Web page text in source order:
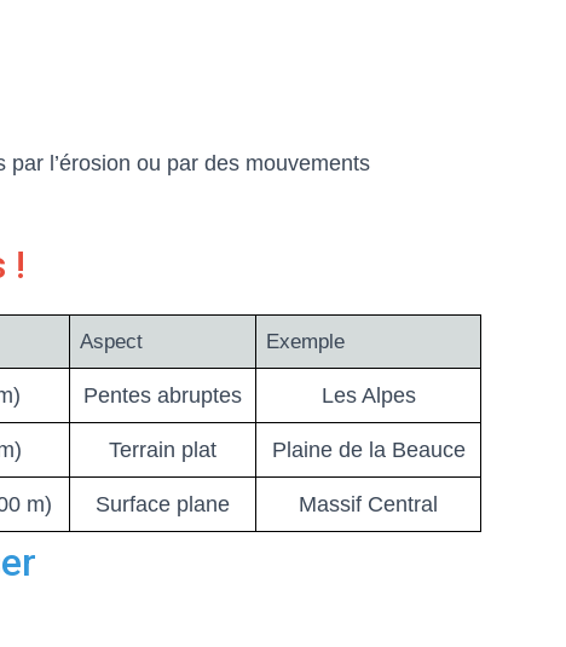
l’érosion ou par des mouvements
!
Aspect Exemple
Pentes abruptes Les Alpes
Terrain plat Plaine de la Beauce
m) Surface plane Massif Central